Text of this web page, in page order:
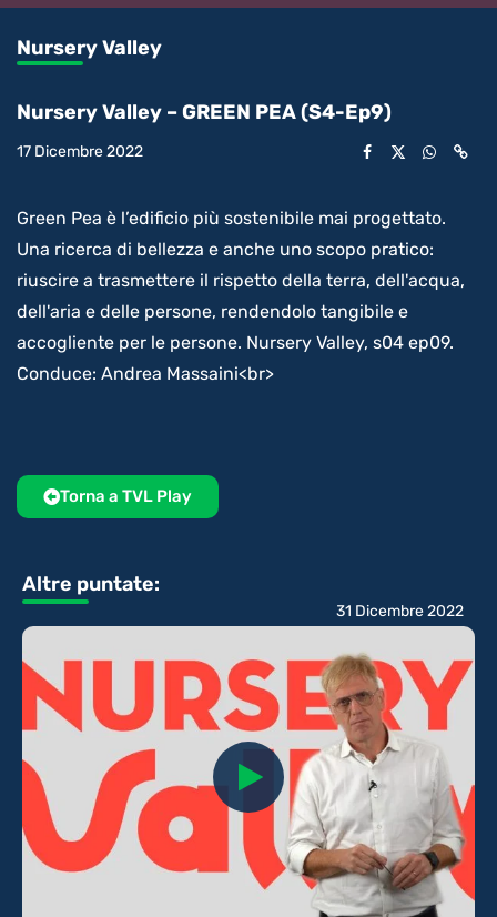
l’audio0.37%
in-
Nursery Valley
Nursery Valley – GREEN PEA (S4-Ep9)
17 Dicembre 2022
Green Pea è l’edificio più sostenibile mai progettato.
Una ricerca di bellezza e anche uno scopo pratico:
riuscire a trasmettere il rispetto della terra, dell'acqua,
dell'aria e delle persone, rendendolo tangibile e
accogliente per le persone. Nursery Valley, s04 ep09.
Conduce: Andrea Massaini<br>
Torna a TVL Play
Altre puntate:
31 Dicembre 2022